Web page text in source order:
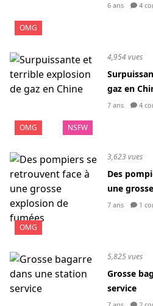
OMG
6 ans 4
OMG NSFW
4,954 vues
gaz en
7 ans 4
OMG
3,623 vues
Des
une
7 ans 1
5,825 vues
Grosse
service